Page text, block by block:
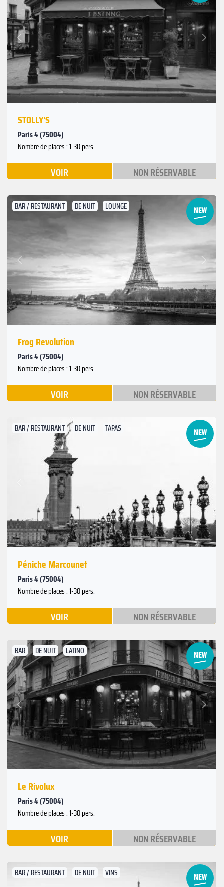
Précédent
Suivant
STOLLY'S
Paris 4 (75004)
Nombre de places : 1-30 pers.
VOIR NON RÉSERVABLE
BAR / RESTAURANT DE NUIT LOUNGE
Précédent
Suivant
Frog Revolution
Paris 4 (75004)
Nombre de places : 1-30 pers.
VOIR NON RÉSERVABLE
BAR / RESTAURANT DE NUIT TAPAS
Suivant
Péniche Marcounet
Paris 4 (75004)
Nombre de places : 1-30 pers.
VOIR NON RÉSERVABLE
BAR DE NUIT LATINO
Précédent
Suivant
Le Rivolux
Paris 4 (75004)
Nombre de places : 1-30 pers.
VOIR NON RÉSERVABLE
BAR / RESTAURANT DE NUIT VINS